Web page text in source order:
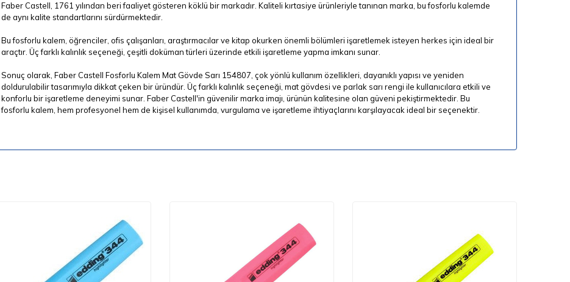
Faber Castell, 1761 yılından beri faaliyet gösteren köklü bir markadır. Kaliteli kırtasiye ürünleriyle tanınan marka, bu fosforlu kalemde
de aynı kalite standartlarını sürdürmektedir.
Bu fosforlu kalem, öğrenciler, ofis çalışanları, araştırmacılar ve kitap okurken önemli bölümleri işaretlemek isteyen herkes için ideal bir
araçtır. Üç farklı kalınlık seçeneği, çeşitli doküman türleri üzerinde etkili işaretleme yapma imkanı sunar.
Sonuç olarak, Faber Castell Fosforlu Kalem Mat Gövde Sarı 154807, çok yönlü kullanım özellikleri, dayanıklı yapısı ve yeniden
doldurulabilir tasarımıyla dikkat çeken bir üründür. Üç farklı kalınlık seçeneği, mat gövdesi ve parlak sarı rengi ile kullanıcılara etkili ve
konforlu bir işaretleme deneyimi sunar. Faber Castell'in güvenilir marka imajı, ürünün kalitesine olan güveni pekiştirmektedir. Bu
fosforlu kalem, hem profesyonel hem de kişisel kullanımda, vurgulama ve işaretleme ihtiyaçlarını karşılayacak ideal bir seçenektir.